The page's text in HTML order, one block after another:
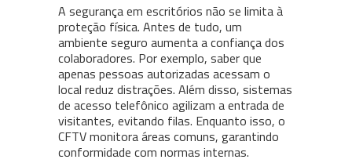
A segurança em escritórios não se limita à
proteção física. Antes de tudo, um
ambiente seguro aumenta a confiança dos
colaboradores. Por exemplo, saber que
apenas pessoas autorizadas acessam o
local reduz distrações. Além disso, sistemas
de acesso telefônico agilizam a entrada de
visitantes, evitando filas. Enquanto isso, o
CFTV monitora áreas comuns, garantindo
conformidade com normas internas.